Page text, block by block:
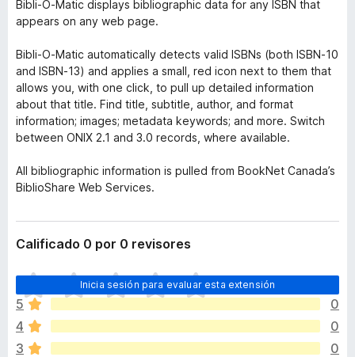
Bibli-O-Matic displays bibliographic data for any ISBN that
appears on any web page.
Bibli-O-Matic automatically detects valid ISBNs (both ISBN-10
and ISBN-13) and applies a small, red icon next to them that
allows you, with one click, to pull up detailed information
about that title. Find title, subtitle, author, and format
information; images; metadata keywords; and more. Switch
between ONIX 2.1 and 3.0 records, where available.
All bibliographic information is pulled from BookNet Canada’s
BiblioShare Web Services.
Calificado 0 por 0 revisores
Inicia sesión para evaluar esta extensión
T
o
d
a
v
5
0
4
0
3
0